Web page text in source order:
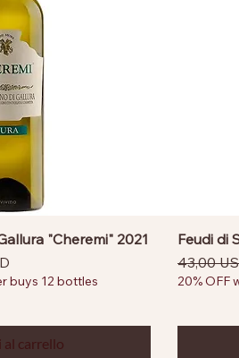
"Cheremi" 2021
buys 12 bottles
al carrello
Feudi di
Prezzo
43,00
20% OFF